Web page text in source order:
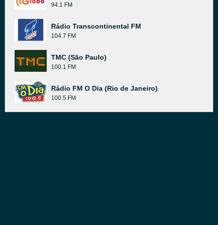
94.1 FM
Rádio Transcontinental FM
104.7 FM
TMC (São Paulo)
100.1 FM
Rádio FM O Dia (Rio de Janeiro)
100.5 FM